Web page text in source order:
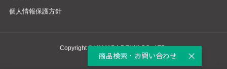
個人情報保護方針
Copyright © YAMADA DENKI CO., LTD.
商品検索・お問い合わせ